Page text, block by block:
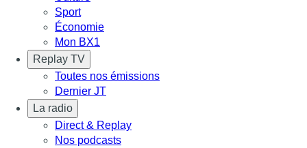
Sport
Économie
Mon BX1
Replay TV
Toutes nos émissions
Dernier JT
La radio
Direct & Replay
Nos podcasts